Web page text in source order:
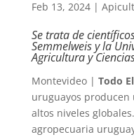
Feb 13, 2024|
Se trata de
Semmelweis y la
Agricultura y
Montevideo | Todo
uruguayos
altos niveles
agropecuaria